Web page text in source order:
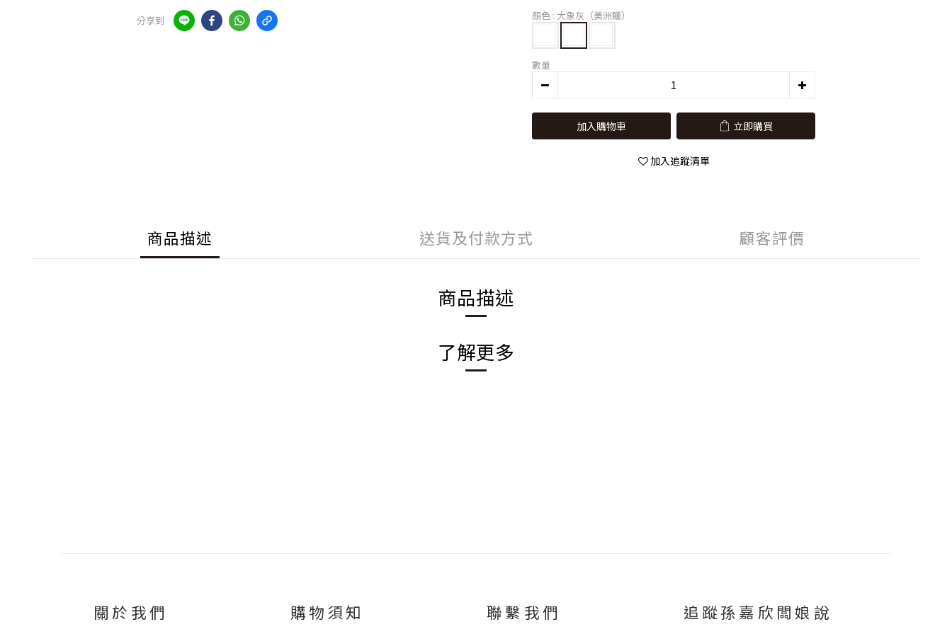
分享到 顏色 : 大象灰（美洲鱷）
數量
加入購物車 立即購買
加入追蹤清單
商品描述 送貨及付款方式 顧客評價
商品描述
了解更多
關於我們 購物須知 聯繫我們 追蹤孫嘉欣闆娘說